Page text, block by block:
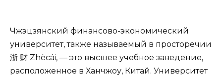
Чжэцзянский финансово-экономический
университет, также называемый в просторечии
浙 财 Zhècái, — это высшее учебное заведение,
расположенное в Ханчжоу, Китай. Университет